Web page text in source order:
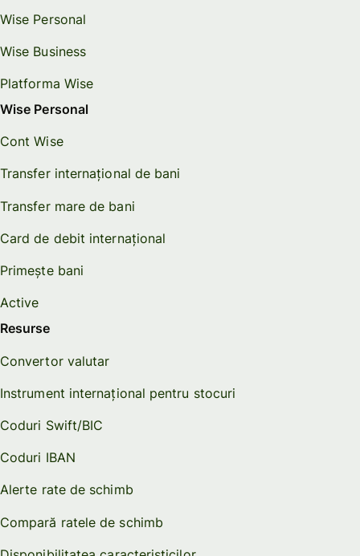
Wise Personal
Wise Business
Platforma Wise
Wise Personal
Cont Wise
Transfer internațional de bani
Transfer mare de bani
Card de debit internațional
Primește bani
Active
Resurse
Convertor valutar
Instrument internațional pentru stocuri
Coduri Swift/BIC
Coduri IBAN
Alerte rate de schimb
Compară ratele de schimb